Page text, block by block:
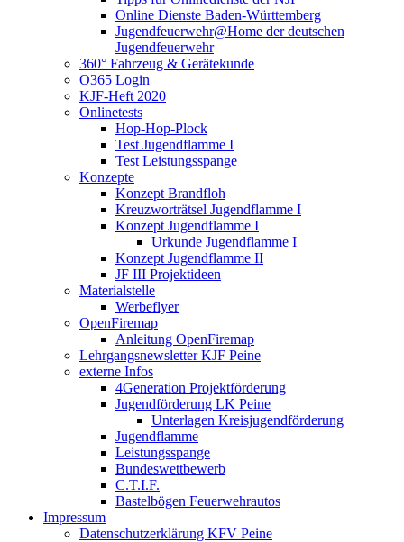
Online Dienste Baden-Württemberg
Jugendfeuerwehr@Home der deutschen
Jugendfeuerwehr
360° Fahrzeug & Gerätekunde
O365 Login
KJF-Heft 2020
Onlinetests
Hop-Hop-Plock
Test Jugendflamme I
Test Leistungsspange
Konzepte
Konzept Brandfloh
Kreuzworträtsel Jugendflamme I
Konzept Jugendflamme I
Urkunde Jugendflamme I
Konzept Jugendflamme II
JF III Projektideen
Materialstelle
Werbeflyer
OpenFiremap
Anleitung OpenFiremap
Lehrgangsnewsletter KJF Peine
externe Infos
4Generation Projektförderung
Jugendförderung LK Peine
Unterlagen Kreisjugendförderung
Jugendflamme
Leistungsspange
Bundeswettbewerb
C.T.I.F.
Bastelbögen Feuerwehrautos
Impressum
Datenschutzerklärung KFV Peine